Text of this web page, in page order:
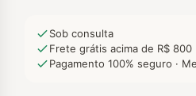
Sob consulta
Frete grátis acima de R$ 800
Pagamento 100% seguro ·